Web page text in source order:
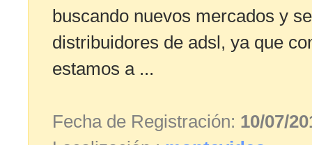
buscando nuevos mercados y
distribuidores de adsl, ya que
estamos a ...
Fecha de Registración: 10/07/